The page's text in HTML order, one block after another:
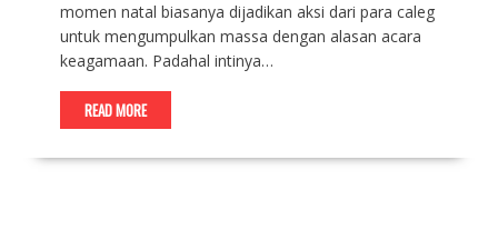
momen natal biasanya dijadikan aksi dari para caleg
untuk mengumpulkan massa dengan alasan acara
keagamaan. Padahal intinya…
READ MORE